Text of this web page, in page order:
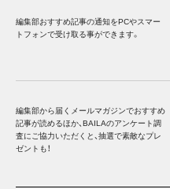
編集部おすすめ記事の通知をPCやスマー
トフォンで受け取る事ができます。
編集部から届くメールマガジンでおすすめ
記事が読めるほか、BAILAのアンケート調
査にご協力いただくと、抽選で素敵なプレ
ゼントも！